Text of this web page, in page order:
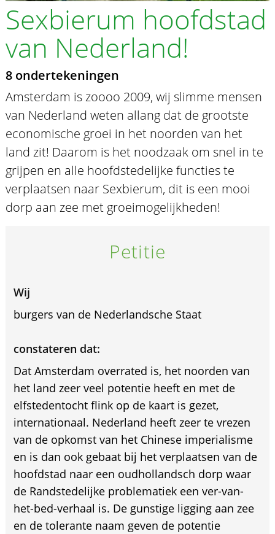
Sexbierum hoofdstad
van Nederland!
8 ondertekeningen
Amsterdam is zoooo 2009, wij slimme mensen
van Nederland weten allang dat de grootste
economische groei in het noorden van het
land zit! Daarom is het noodzaak om snel in te
grijpen en alle hoofdstedelijke functies te
verplaatsen naar Sexbierum, dit is een mooi
dorp aan zee met groeimogelijkheden!
Petitie
Wij
burgers van de Nederlandsche Staat
constateren dat:
Dat Amsterdam overrated is, het noorden van
het land zeer veel potentie heeft en met de
elfstedentocht flink op de kaart is gezet,
internationaal. Nederland heeft zeer te vrezen
van de opkomst van het Chinese imperialisme
en is dan ook gebaat bij het verplaatsen van de
hoofdstad naar een oudhollandsch dorp waar
de Randstedelijke problematiek een ver-van-
het-bed-verhaal is. De gunstige ligging aan zee
en de tolerante naam geven de potentie